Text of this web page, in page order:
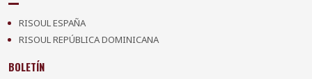
RISOUL ESPAÑA
RISOUL REPÚBLICA DOMINICANA
BOLETÍN